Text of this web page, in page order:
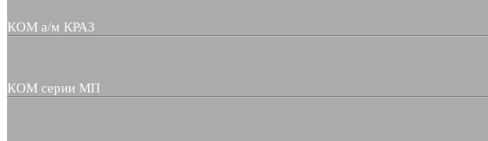
КОМ а/м КРАЗ
КОМ серии МП